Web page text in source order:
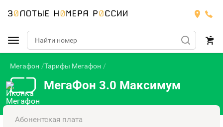
Подобрать номер
МТС
МТС
Билайн
Мегафон Тарифы Мегафон
МегаФон 3.0 Максимум
Абонентская плата